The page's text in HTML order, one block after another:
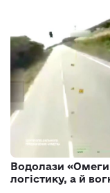
Водолази
логістику, а й